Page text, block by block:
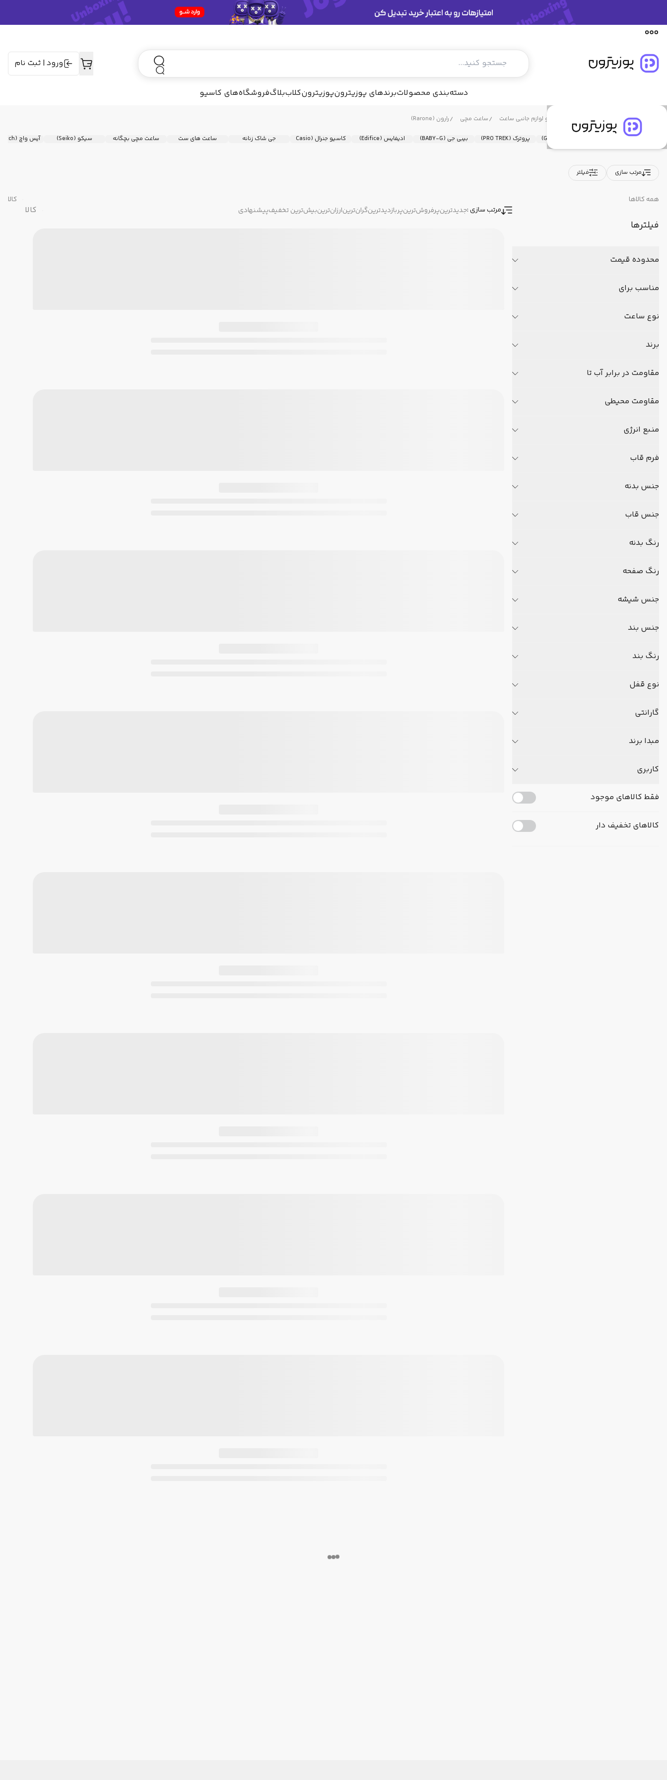
ورود | ثبت نام
دسته‌بندی محصولاتبرندهای پوزیترونپوزیترون‌کلاببلاگفروشگاه‌های کاسیو
رارون (Rarone) ساعت مچی ساعت و لوازم جانبی ساعت محصولات فروشگاه پوزیترون
شین (Sheen) پروترک (PRO TREK) بیبی جی (BABY-G) ادیفایس (Edifice)
کاسیو جنرال (Casio
جی شاک زنانه ساعت‌ های ست ساعت مچی بچگانه سیکو (Seiko) آیس واچ (Ice Watch)
مرتب سازی فیلتر
همه کالاها کالا
فیلترها
محدوده قیمت
مناسب برای
نوع ساعت
برند
مقاومت در برابر آب تا
مقاومت محیطی
منبع انرژی
فرم قاب
جنس بدنه
جنس قاب
رنگ بدنه
رنگ صفحه
جنس شیشه
جنس بند
رنگ بند
نوع قفل
گارانتی
مبدا برند
کاربری
فقط کالاهای موجود
کالاهای تخفیف دار
مرتب سازی :جدیدترینپرفروش‌ترینپربازدیدترینگران‌ترینارزان‌ترینبیش‌ترین تخفیفپیشنهادی کالا